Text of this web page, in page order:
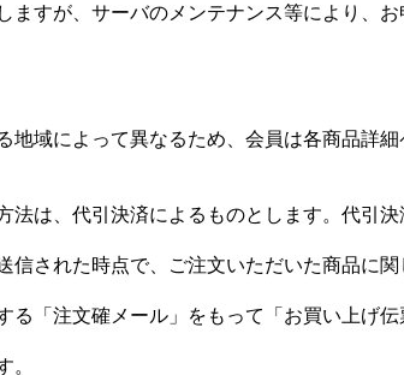
ますが、サーバのメンテナンス等により
地域によって異なるため、会員は各商品詳
法は、代引決済によるものとします。代引
信された時点で、ご注文いただいた商品に
「注文確メール」をもって「お買い上げ
。